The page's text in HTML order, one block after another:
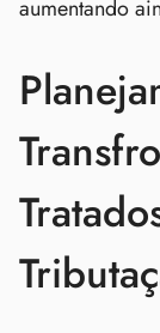
aumentando